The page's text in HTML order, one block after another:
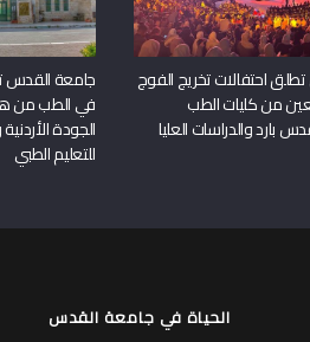
احتفالات تخريج الفوج
من كليات الطب
بارد والدراسات العليا
جامعة القدس
في الطب من
الجودة
للتعليم الطبي
الحياة في جامعة القدس